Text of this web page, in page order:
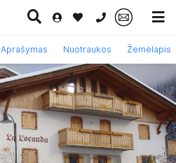
0 700 11007
Egzotinės
kelionės
Kruizai
Aprašymas Nuotraukos Žemėlapis